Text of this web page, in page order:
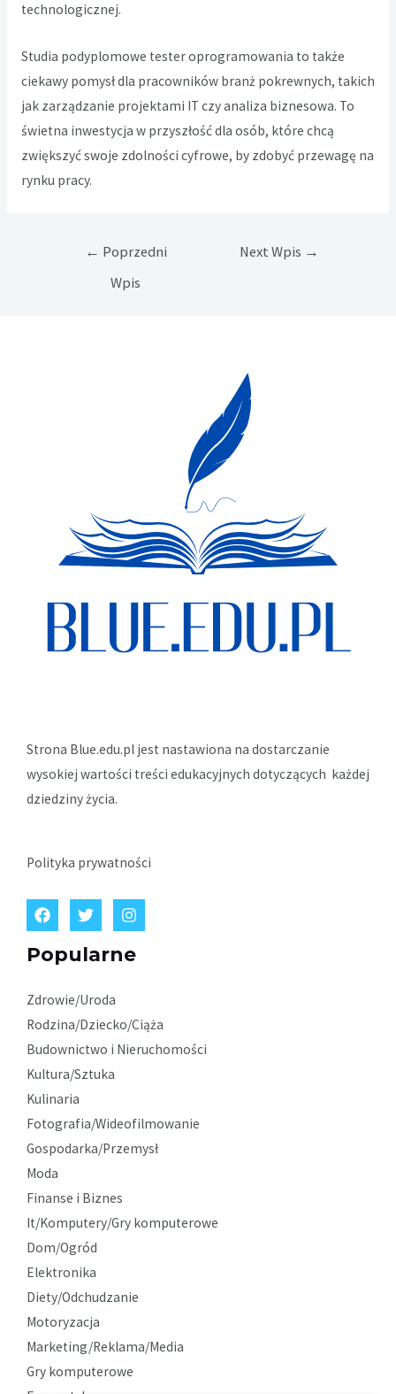
technologicznej.
Studia podyplomowe tester oprogramowania to także
ciekawy pomysł dla pracowników branż pokrewnych, takich
jak zarządzanie projektami IT czy analiza biznesowa. To
świetna inwestycja w przyszłość dla osób, które chcą
zwiększyć swoje zdolności cyfrowe, by zdobyć przewagę na
rynku pracy.
Nawigacja
← Poprzedni
Wpis
Next Wpis →
Strona Blue.edu.pl jest nastawiona na dostarczanie
wysokiej wartości treści edukacyjnych dotyczących każdej
dziedziny życia.
Polityka prywatności
Popularne
Zdrowie/Uroda
Rodzina/Dziecko/Ciąża
Budownictwo i Nieruchomości
Kultura/Sztuka
Kulinaria
Fotografia/Wideofilmowanie
Gospodarka/Przemysł
Moda
Finanse i Biznes
It/Komputery/Gry komputerowe
Dom/Ogród
Elektronika
Diety/Odchudzanie
Motoryzacja
Marketing/Reklama/Media
Gry komputerowe